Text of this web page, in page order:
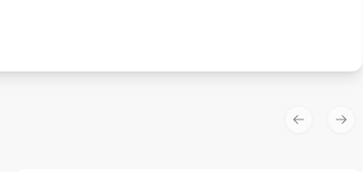
Previous